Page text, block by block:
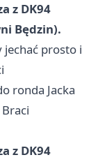
z DK94
Będzin).
jechać prosto i
ronda Jacka
z DK94